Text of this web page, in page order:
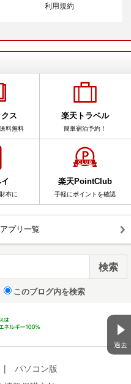
過去
利用規約
ス
料無料
楽天トラベル
簡単宿泊予約！
布に
楽天PointClub
手軽にポイントを確認
アプリ一覧
このブログ内を検索
|
パソコン版